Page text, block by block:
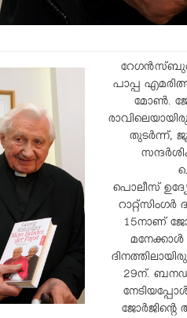
പാപ്പ
മോൺ.
തുടർന്ന്,
പൊലീസ്
15നാണ്
29ന്.